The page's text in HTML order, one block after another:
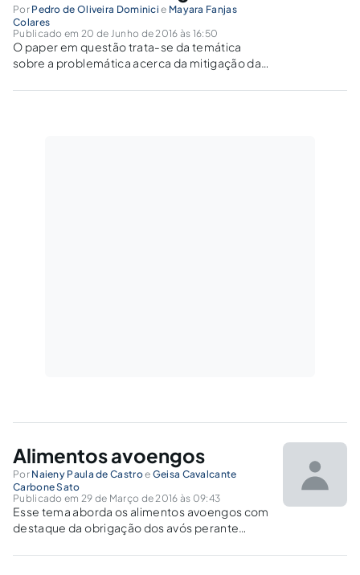
Por Pedro de Oliveira Dominici e Mayara Fanjas
Colares
Publicado em 20 de Junho de 2016 às 16:50
O paper em questão trata-se da temática
sobre a problemática acerca da mitigação da
inadimplemento da pensão alimentícia
Alimentos avoengos
Por Naieny Paula de Castroe Geisa Cavalcante
Carbone Sato
Publicado em 29 de Março de 2016 às 09:43
Esse tema aborda os alimentos avoengos com
destaque da obrigação dos avós perante
de ausência ou impossibilidade dos genitores